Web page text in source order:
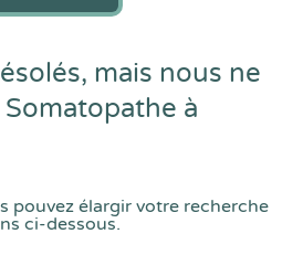
mais nous ne
à
pouvez élargir votre recherche
ci-dessous.